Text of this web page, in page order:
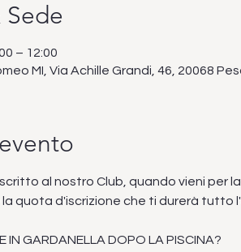
– 12:00
MI, Via Achille Grandi, 46, 20068
al nostro Club, quando vieni per
quota d'iscrizione che ti durerà tutto
IN GARDANELLA DOPO LA PISCINA?